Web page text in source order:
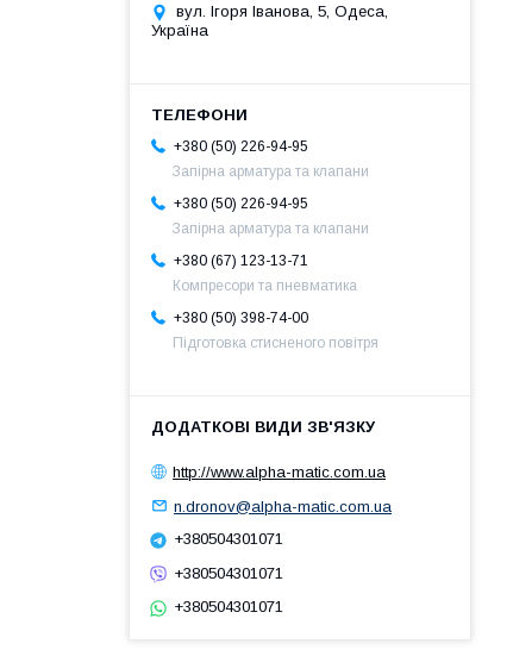
вул. Ігоря Іванова, 5, Одеса,
Україна
+380 (50) 226-94-95
Запірна арматура та клапани
+380 (50) 226-94-95
Запірна арматура та клапани
+380 (67) 123-13-71
Компресори та пневматика
+380 (50) 398-74-00
Підготовка стисненого повітря
http://www.alpha-matic.com.ua
n.dronov@alpha-matic.com.ua
+380504301071
+380504301071
+380504301071